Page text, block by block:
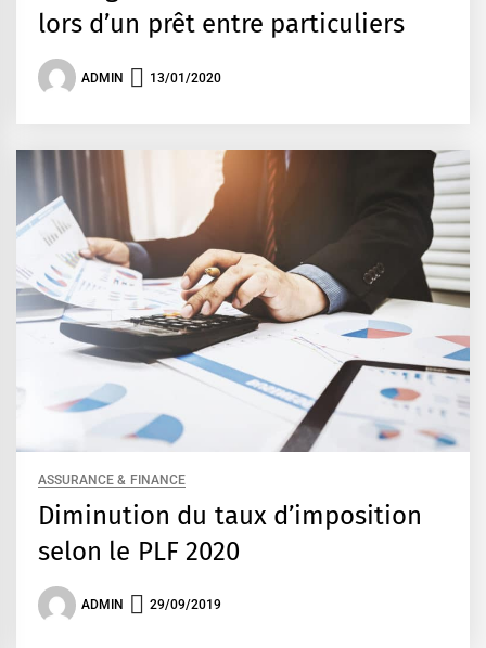
lors d’un prêt entre particuliers
ADMIN 13/01/2020
ASSURANCE & FINANCE
Diminution du taux d’imposition
selon le PLF 2020
ADMIN 29/09/2019